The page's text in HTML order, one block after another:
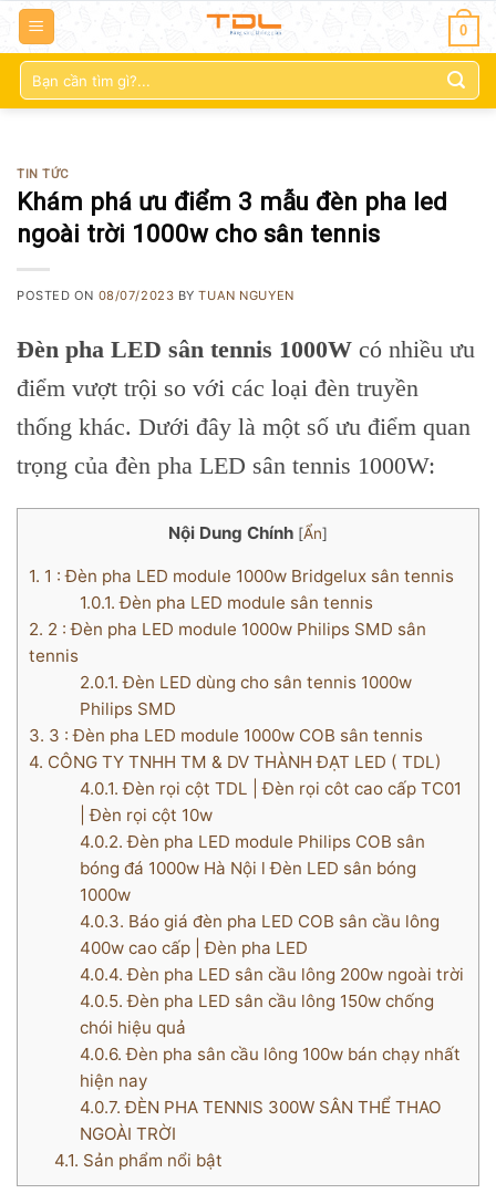
0
Tìm
kiếm:
TIN TỨC
Khám phá ưu điểm 3 mẫu đèn pha led
ngoài trời 1000w cho sân tennis
POSTED ON 08/07/2023 BYTUAN NGUYEN
Đèn pha LED sân tennis 1000W có nhiều ưu
điểm vượt trội so với các loại đèn truyền
thống khác. Dưới đây là một số ưu điểm quan
trọng của đèn pha LED sân tennis 1000W:
Nội Dung Chính [Ẩn]
1. 1 : Đèn pha LED module 1000w Bridgelux sân tennis
1.0.1. Đèn pha LED module sân tennis
2. 2 : Đèn pha LED module 1000w Philips SMD sân
tennis
2.0.1. Đèn LED dùng cho sân tennis 1000w
Philips SMD
3. 3 : Đèn pha LED module 1000w COB sân tennis
4. CÔNG TY TNHH TM & DV THÀNH ĐẠT LED ( TDL)
4.0.1. Đèn rọi cột TDL | Đèn rọi côt cao cấp TC01
| Đèn rọi cột 10w
4.0.2. Đèn pha LED module Philips COB sân
bóng đá 1000w Hà Nội l Đèn LED sân bóng
1000w
4.0.3. Báo giá đèn pha LED COB sân cầu lông
400w cao cấp | Đèn pha LED
4.0.4. Đèn pha LED sân cầu lông 200w ngoài trời
4.0.5. Đèn pha LED sân cầu lông 150w chống
chói hiệu quả
4.0.6. Đèn pha sân cầu lông 100w bán chạy nhất
hiện nay
4.0.7. ĐÈN PHA TENNIS 300W SÂN THỂ THAO
NGOÀI TRỜI
4.1. Sản phẩm nổi bật